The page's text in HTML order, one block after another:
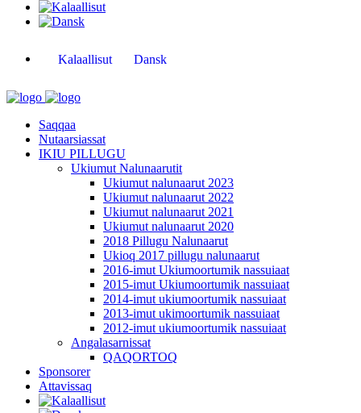
Kalaallisut Dansk
Saqqaa
Nutaarsiassat
IKIU PILLUGU
Ukiumut Nalunaarutit
Ukiumut nalunaarut 2023
Ukiumut nalunaarut 2022
Ukiumut nalunaarut 2021
Ukiumut nalunaarut 2020
2018 Pillugu Nalunaarut
Ukioq 2017 pillugu nalunaarut
2016-imut Ukiumoortumik nassuiaat
2015-imut Ukiumoortumik nassuiaat
2014-imut ukiumoortumik nassuiaat
2013-imut ukimoortumik nassuiaat
2012-imut ukiumoortumik nassuiaat
Angalasarnissat
QAQORTOQ
Sponsorer
Attavissaq